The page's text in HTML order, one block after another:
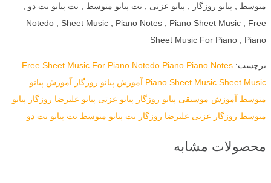
متوسط , پیانو روزگار , پیانو عزتی , نت پیانو متوسط , نت پیانو نت دو ,
Notedo , Sheet Music , Piano Notes , Piano Sheet Music , Free
Sheet Music For Piano , Piano
برچسب: Free Sheet Music For Piano Notedo Piano Piano Notes
Piano Sheet Music Sheet Music آموزش پیانو روزگار آموزش پیانو
متوسط آموزش موسیقی پیانو روزگار پیانو عزتی پیانو علیرضا روزگار پیانو
متوسط روزگار عزتی علیرضا روزگار نت پیانو متوسط نت پیانو نت دو
محصولات مشابه